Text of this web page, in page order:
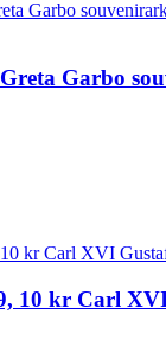
Garbo
10 kr Carl